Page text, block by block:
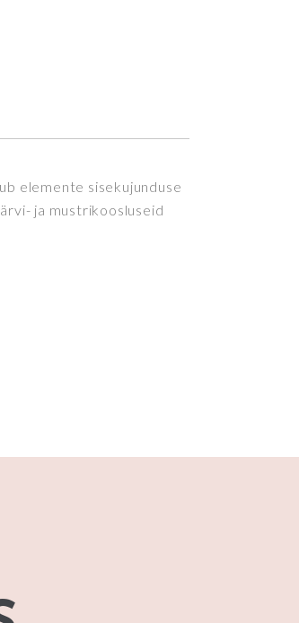
elemente sisekujunduse
ja mustrikoosluseid